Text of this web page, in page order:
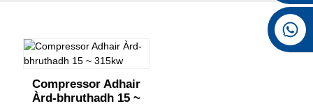
Compressor Adhair
Àrd-bhruthadh 15 ~